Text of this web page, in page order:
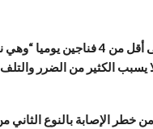
أما الذين يتناولونها مع السكر، أي بإضافة ملعقة صغيرة منه،
أقل من 4 فناجين قهوة يوميا، للتقليل من